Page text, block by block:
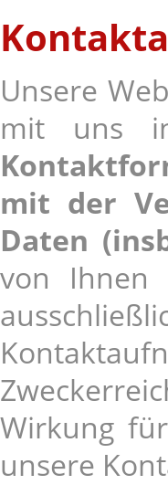
Unsere
mit uns
mit der
Daten
von Ihnen
Wirkung
unsere